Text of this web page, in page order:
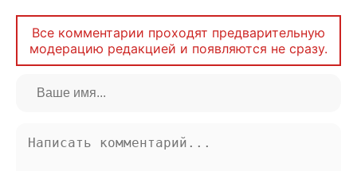
Все комментарии проходят предварительную
модерацию редакцией и появляются не сразу.